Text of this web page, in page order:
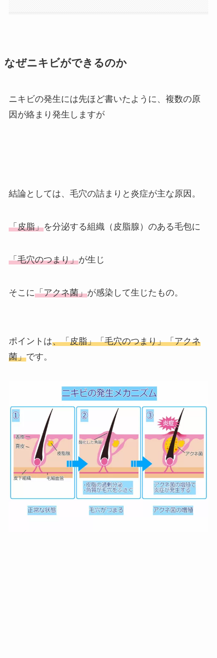
なぜニキビができるのか
ニキビの発生には先ほど書いたように、複数の原
因が絡まり発生しますが
結論としては、毛穴の詰まりと炎症が主な原因。
「皮脂」を分泌する組織（皮脂腺）のある毛包に
「毛穴のつまり」が生じ
そこに「アクネ菌」が感染して生じたもの。
ポイントは、「皮脂」「毛穴のつまり」「アクネ
菌」です。